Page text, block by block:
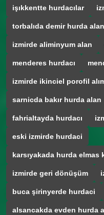
işıkkentte hurdacılar
torbalıda demir hurda alan
izmirde aliminyum alan
menderes hurdacı
izmirde ikinciel porofil
sarnicda bakır hurda alan
fahrialtayda hurdacı
eski izmirde hurdaci
karsıyakada hurda elmas
izmirde geri dönüşüm
buca şirinyerde hurdaci
alsancakda evden hurda